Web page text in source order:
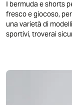
I bermuda e shorts
fresco e giocoso,
una varietà di
sportivi, troverai